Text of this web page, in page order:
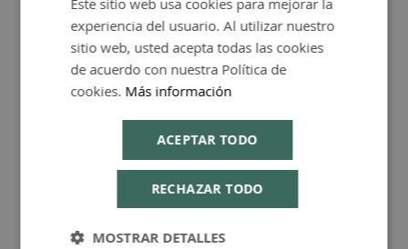
ENGLISH
experiencia del usuario. Al utilizar nuestro
sitio web, usted acepta todas las cookies
de acuerdo con nuestra Política de
cookies. Más información
ACEPTAR TODO
RECHAZAR TODO
MOSTRAR DETALLES